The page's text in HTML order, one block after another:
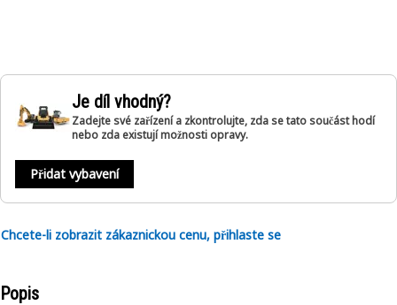
Je díl vhodný?
Zadejte své zařízení a zkontrolujte, zda se tato součást hodí
nebo zda existují možnosti opravy.
Přidat vybavení
Chcete-li zobrazit zákaznickou cenu, přihlaste se
Popis